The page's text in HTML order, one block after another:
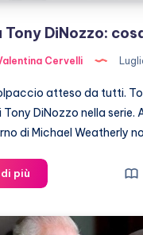
Tony DiNozzo:
Cervelli
atteso da tutti.
DiNozzo nella serie.
di Michael Weatherly
più
torna
DiNozzo: